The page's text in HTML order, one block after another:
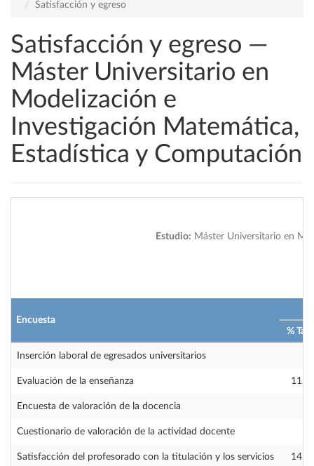
Satisfacción y egreso
Satisfacción y egreso —
Máster Universitario en
Modelización e
Investigación Matemática,
Estadística y Computación
Estudio: Máster Universitario en
Encuesta
% Tasa
Inserción laboral de egresados universitarios
Evaluación de la enseñanza
Encuesta de valoración de la docencia
Cuestionario de valoración de la actividad docente
Satisfacción del profesorado con la titulación y los servicios